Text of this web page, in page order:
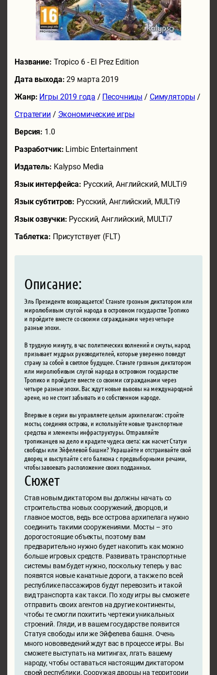
Название: Tropico 6 - El Prez Edition
Дата выхода:29 марта 2019
Жанр: Игры 2019 года / Песочницы / Симуляторы /
Стратегии / Экономические игры
Версия: 1.0
Разработчик: Limbic Entertainment
Издатель: Kalypso Media
Язык интерфейса: Русский, Английский, MULTi9
Язык субтитров: Русский, Английский, MULTi9
Язык озвучки: Русский, Английский, MULTi7
Таблетка: Присутствует (FLT)
Описание:
Эль Президенте возвращается! Станьте грозным диктатором или
миролюбивым слугой народа в островном государстве Тропико
и пройдите вместе со своими согражданами через четыре
разные эпохи.
В трудную минуту, в час политических волнений и смуты, народ
призывает мудрых руководителей, которые уверенно поведут
страну за собой в светлое будущее. Станьте грозным диктатором
или миролюбивым слугой народа в островном государстве
Тропико и пройдите вместе со своими согражданами через
четыре разные эпохи. Вас ждут новые вызовы на международной
арене, но не стоит забывать и о собственном народе.
Впервые в серии вы управляете целым архипелагом: стройте
мосты, соединяя острова, и используйте новые транспортные
средства и элементы инфраструктуры. Отправляйте
тропиканцев на дело и крадите чудеса света: как насчет Статуи
свободы или Эйфелевой башни? Украшайте и отстраивайте свой
дворец и выступайте с его балкона с предвыборными речами,
чтобы завоевать расположение своих подданных.
Сюжет
Став новым диктатором вы должны начать со
строительства новых сооружений, дворцов, и
главное мостов, ведь все острова архипелага нужно
соединить такими сооружениями. Мосты – это
дорогостоящие объекты, поэтому вам
предварительно нужно будет накопить как можно
больше игровых средств. Развивать транспортные
системы вам будет нужно, поскольку теперь у вас
появятся новые канатные дороги, а также по всей
республике пассажиров будут перевозить и такой
вид транспорта как такси. По ходу игры вы сможете
отправить своих агентов на другие континенты,
чтобы те смогли похитить чертежи уникальных
строений. Гляди, и в вашем государстве появится
Статуя свободы или же Эйфелева башня. Очень
много нововведений ждут вас в процессе игры. Вы
сможете выступать на митингах, лгать вашему
народу, чтобы оставаться настоящим диктатором
своей республики. Сооружая дворцы на территории